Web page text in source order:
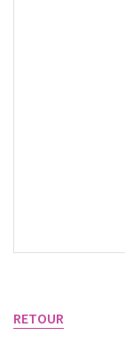
RETOUR